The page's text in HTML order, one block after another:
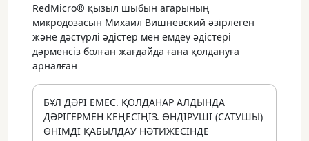
RedMicro® қызыл шыбын агарының
микродозасын Михаил Вишневский әзірлеген
және дәстүрлі әдістер мен емдеу әдістері
дәрменсіз болған жағдайда ғана қолдануға
арналған
БҰЛ ДӘРІ ЕМЕС. ҚОЛДАНАР АЛДЫНДА
ДӘРІГЕРМЕН КЕҢЕСІҢІЗ. ӨНДІРУШІ (САТУШЫ)
ӨНІМДІ ҚАБЫЛДАУ НӘТИЖЕСІНДЕ